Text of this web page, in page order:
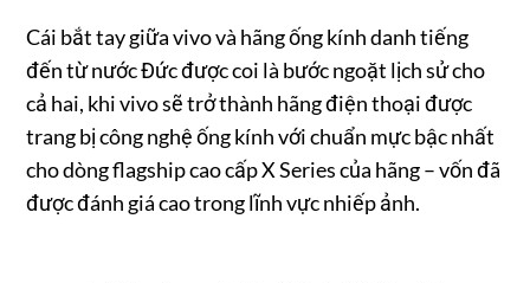
Cái bắt tay giữa vivo và hãng ống kính danh tiếng
đến từ nước Đức được coi là bước ngoặt lịch sử cho
cả hai, khi vivo sẽ trở thành hãng điện thoại được
trang bị công nghệ ống kính với chuẩn mực bậc nhất
cho dòng flagship cao cấp X Series của hãng – vốn đã
được đánh giá cao trong lĩnh vực nhiếp ảnh.